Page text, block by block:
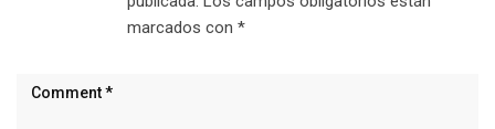
marcados con *